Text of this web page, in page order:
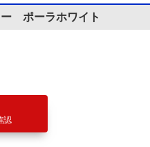
ポーラホワイト
認